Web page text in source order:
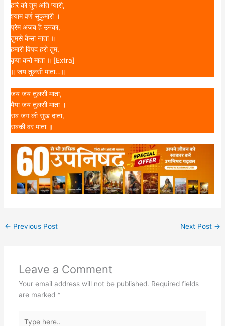
हरि को तुम अति प्यारी,
श्याम वर्ण सुकुमारी ।
प्रेम अजब है उनका,
तुमसे कैसा नाता ॥
हमारी विपद हरो तुम,
कृपा करो माता ॥ [Extra]
॥ जय तुलसी माता…॥
जय जय तुलसी माता,
मैया जय तुलसी माता ।
सब जग की सुख दाता,
सबकी वर माता ॥
← Previous Post Next Post →
Leave a Comment
Your email address will not be published. Required fields
are marked *